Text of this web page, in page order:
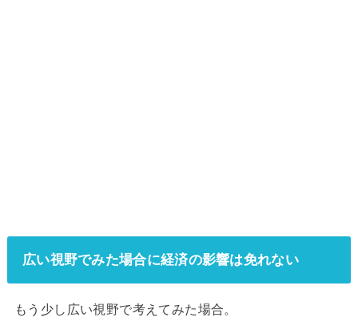
広い視野でみた場合に経済の影響は免れない
もう少し広い視野で考えてみた場合。